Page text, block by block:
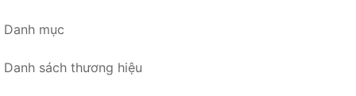
Danh mục
Danh sách thương hiệu